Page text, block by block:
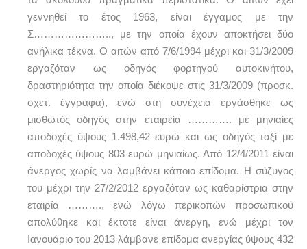
γεννηθεί το έτος 1963, είναι έγγαμος με την
Σ………………….., με την οποία έχουν αποκτήσει δύο
ανήλικα τέκνα. Ο αιτών από 7/6/1994 μέχρι και 31/3/2009
εργαζόταν ως οδηγός φορτηγού αυτοκινήτου,
δραστηριότητα την οποία διέκοψε στις 31/3/2009 (προσκ.
σχετ. έγγραφα), ενώ στη συνέχεια εργάσθηκε ως
μισθωτός οδηγός στην εταιρεία …………. με μηνιαίες
αποδοχές ύψους 1.498,42 ευρώ και ως οδηγός ταξί με
αποδοχές ύψους 803 ευρώ μηνιαίως. Από 12/4/2011 είναι
άνεργος χωρίς να λαμβάνει κάποιο επίδομα. Η σύζυγος
του μέχρι την 27/2/2012 εργαζόταν ως καθαρίστρια στην
εταιρία ………., ενώ λόγω περικοπών προσωπικού
απολύθηκε και έκτοτε είναι άνεργη, ενώ μέχρι τον
Ιανουάριο του 2013 λάμβανε επίδομα ανεργίας ύψους 432